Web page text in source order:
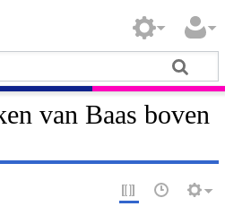
van Baas boven